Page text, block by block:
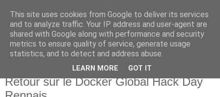
new Blog( perso );
Yet another Java blog, comme on dit
01 novembre 2014
Retour sur le Docker Global Hack Day
This site uses cookies from Google to deliver its services
and to analyze traffic. Your IP address and user-agent are
shared with Google along with performance and security
metrics to ensure quality of service, generate usage
statistics, and to detect and address abuse.
LEARN MORE GOT IT